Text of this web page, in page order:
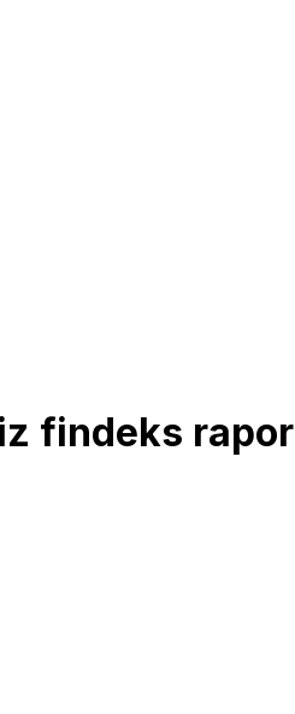
findeks rapor